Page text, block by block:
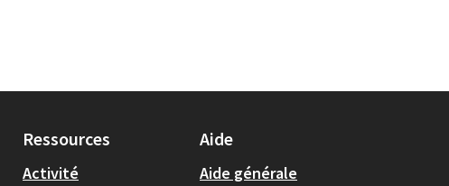
Ressources
Activité
Aide
Aide générale